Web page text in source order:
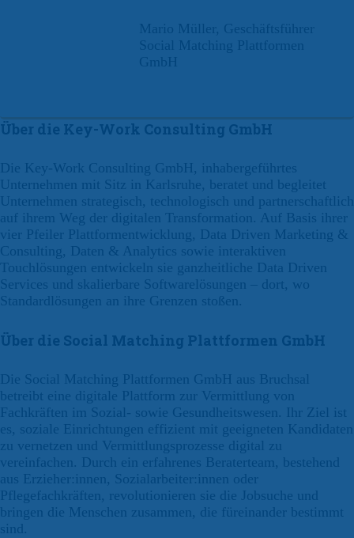
Mario Müller, Geschäftsführer
Social Matching Plattformen
GmbH
Über die Key-Work Consulting GmbH
Die Key-Work Consulting GmbH, inhabergeführtes
Unternehmen mit Sitz in Karlsruhe, beratet und begleitet
Unternehmen strategisch, technologisch und partnerschaftlich
auf ihrem Weg der digitalen Transformation. Auf Basis ihrer
vier Pfeiler Plattformentwicklung, Data Driven Marketing &
Consulting, Daten & Analytics sowie interaktiven
Touchlösungen entwickeln sie ganzheitliche Data Driven
Services und skalierbare Softwarelösungen – dort, wo
Standardlösungen an ihre Grenzen stoßen.
Über die Social Matching Plattformen GmbH
Die Social Matching Plattformen GmbH aus Bruchsal
betreibt eine digitale Plattform zur Vermittlung von
Fachkräften im Sozial- sowie Gesundheitswesen. Ihr Ziel ist
es, soziale Einrichtungen effizient mit geeigneten Kandidaten
zu vernetzen und Vermittlungsprozesse digital zu
vereinfachen. Durch ein erfahrenes Beraterteam, bestehend
aus Erzieher:innen, Sozialarbeiter:innen oder
Pflegefachkräften, revolutionieren sie die Jobsuche und
bringen die Menschen zusammen, die füreinander bestimmt
sind.